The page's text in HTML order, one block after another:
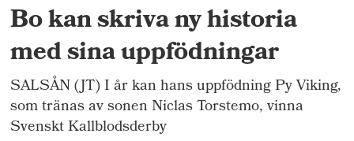
Bo kan skriva ny historia
med sina uppfödningar
SALSÅN (JT) I år kan hans uppfödning Py Viking,
som tränas av sonen Niclas Torstemo, vinna
Svenskt Kallblodsderby